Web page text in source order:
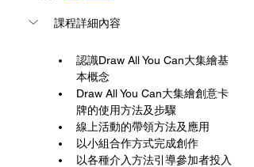
課程詳細內容
認識Draw All You Can大集繪基
本概念
Draw All You Can大集繪創意卡
牌的使用方法及步驟
線上活動的帶領方法及應用
以小組合作方式完成創作
以各種介入方法引導參加者投入